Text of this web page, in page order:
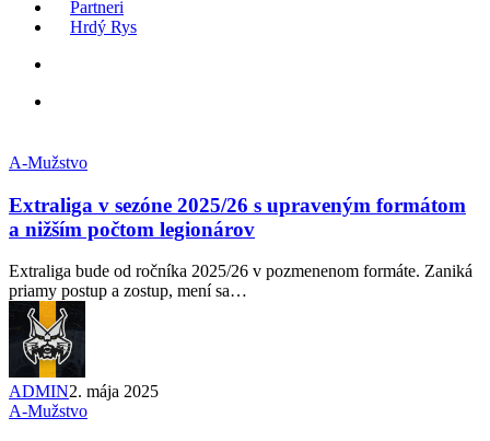
Partneri
Hrdý Rys
A-Mužstvo
Extraliga v sezóne 2025/26 s upraveným formátom
a nižším počtom legionárov
Extraliga bude od ročníka 2025/26 v pozmenenom formáte. Zaniká
priamy postup a zostup, mení sa…
ADMIN2. mája 2025
A-Mužstvo